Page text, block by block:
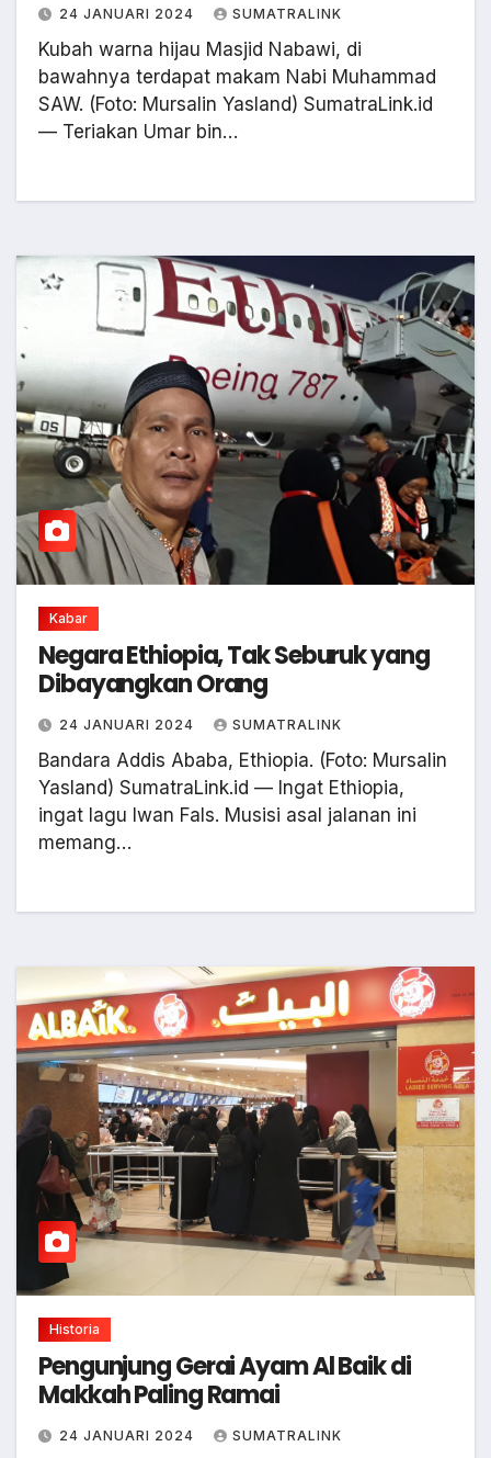
24 JANUARI 2024 SUMATRALINK
Kubah warna hijau Masjid Nabawi, di
bawahnya terdapat makam Nabi Muhammad
SAW. (Foto: Mursalin Yasland) SumatraLink.id
— Teriakan Umar bin…
Kabar
Negara Ethiopia, Tak Seburuk yang
Dibayangkan Orang
24 JANUARI 2024 SUMATRALINK
Bandara Addis Ababa, Ethiopia. (Foto: Mursalin
Yasland) SumatraLink.id — Ingat Ethiopia,
ingat lagu Iwan Fals. Musisi asal jalanan ini
memang…
Historia
Pengunjung Gerai Ayam Al Baik di
Makkah Paling Ramai
24 JANUARI 2024 SUMATRALINK